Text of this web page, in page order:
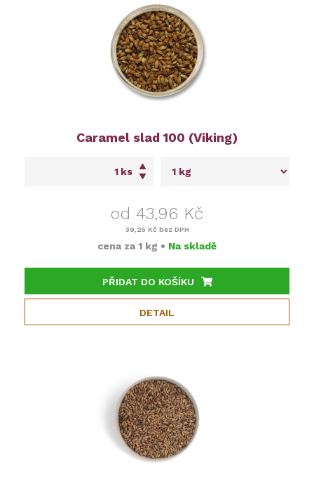
Caramel slad 100 (Viking)
ks
od 43,96 Kč
39,25 Kč bez DPH
cena za 1 kg • Na skladě
PŘIDAT DO KOŠÍKU
DETAIL